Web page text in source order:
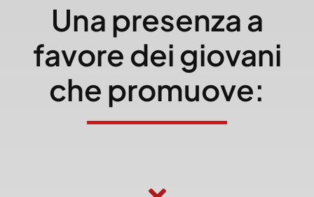
Una presenza a
favore dei giovani
che promuove: